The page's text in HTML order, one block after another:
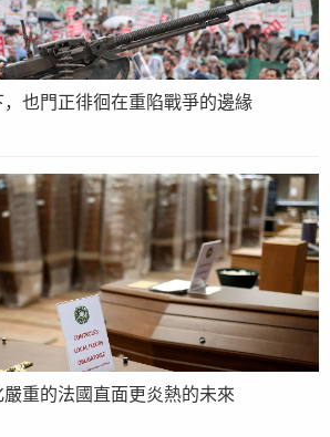
也門正徘徊在重陷戰爭的邊緣
重的法國直面更炎熱的未來